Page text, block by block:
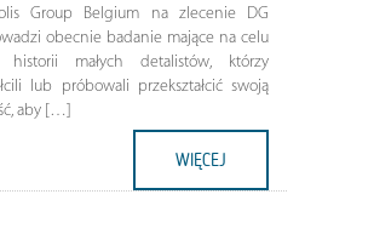
Group Belgium na zlecenie DG
obecnie badanie mające na celu
historii małych detalistów, którzy
lub próbowali przekształcić swoją
aby […]
WIĘCEJ